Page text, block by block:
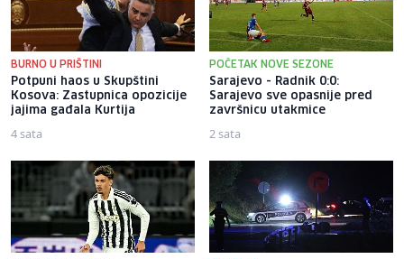
BURNO U PRIŠTINI
Potpuni haos u Skupštini
Kosova: Zastupnica opozicije
jajima gađala Kurtija
4 sata
POČETAK NOVE SEZONE
Sarajevo - Radnik 0:0:
Sarajevo sve opasnije pred
završnicu utakmice
2 sata